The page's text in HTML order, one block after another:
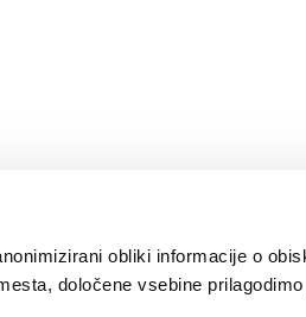
obliki informacije o
določene vsebine